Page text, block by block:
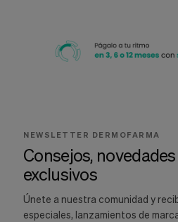
NEWSLETTER DERMOFARMA
Consejos,
exclusivos
Únete a nuestra comunidad y
especiales, lanzamientos de